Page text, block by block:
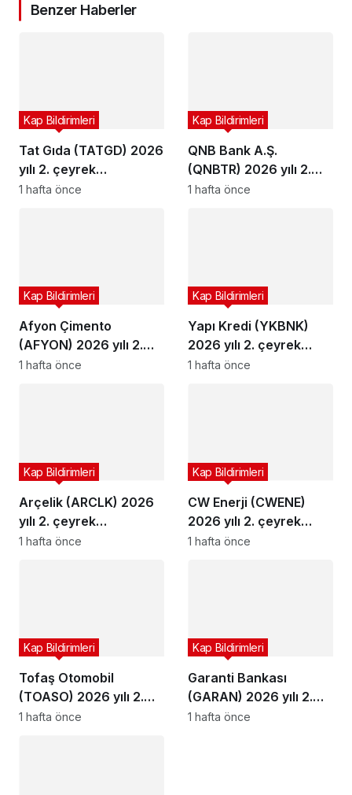
Benzer Haberler
Tat Gıda (TATGD) 2026
yılı 2. çeyrek
bilançosunu açıkladı
Kap Bildirimleri
1 hafta önce
QNB Bank A.Ş.
(QNBTR) 2026 yılı 2.
çeyrek bilançosunu
Kap Bildirimleri
1 hafta önce
Afyon Çimento
(AFYON) 2026 yılı 2.
çeyrek bilançosunu
Kap Bildirimleri
1 hafta önce
Yapı Kredi (YKBNK)
2026 yılı 2. çeyrek
bilançosunu açıkladı
Kap Bildirimleri
1 hafta önce
Arçelik (ARCLK) 2026
yılı 2. çeyrek
bilançosunu açıkladı
Kap Bildirimleri
1 hafta önce
CW Enerji (CWENE)
2026 yılı 2. çeyrek
bilançosunu açıkladı
Kap Bildirimleri
1 hafta önce
Tofaş Otomobil
(TOASO) 2026 yılı 2.
çeyrek bilançosunu
Kap Bildirimleri
1 hafta önce
Garanti Bankası
(GARAN) 2026 yılı 2.
çeyrek bilançosunu
Kap Bildirimleri
1 hafta önce